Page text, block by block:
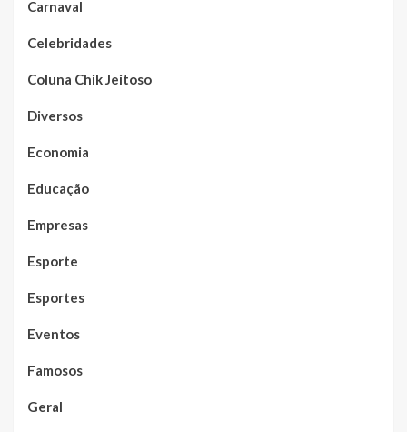
Carnaval
Celebridades
Coluna Chik Jeitoso
Diversos
Economia
Educação
Empresas
Esporte
Esportes
Eventos
Famosos
Geral